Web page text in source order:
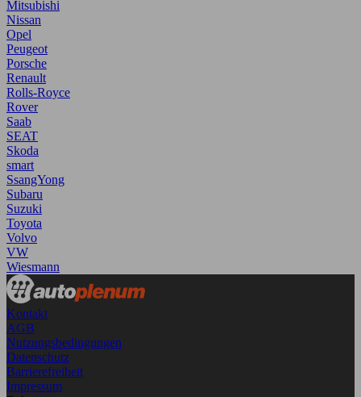
Mitsubishi
Nissan
Opel
Peugeot
Porsche
Renault
Rolls-Royce
Rover
Saab
SEAT
Skoda
smart
SsangYong
Subaru
Suzuki
Toyota
Volvo
VW
Wiesmann
Kontakt
AGB
Nutzungsbedingungen
Datenschutz
Barrierefreiheit
Impressum